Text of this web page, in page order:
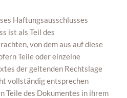
Haftungsausschlusses
ist als Teil des
von dem aus auf diese
Teile oder einzelne
der geltenden Rechtslage
vollständig entsprechen
Teile des Dokumentes in ihrem